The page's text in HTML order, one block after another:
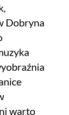
Dobryna
warto